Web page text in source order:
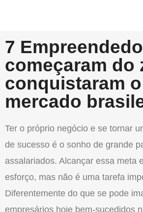
7
começaram do
conquistaram o
mercado
Ter o próprio negócio e se tornar
de sucesso é o sonho de grande
assalariados. Alcançar essa meta
esforço, mas não é uma tarefa
Diferentemente do que se pode
empresários hoje bem-sucedidos